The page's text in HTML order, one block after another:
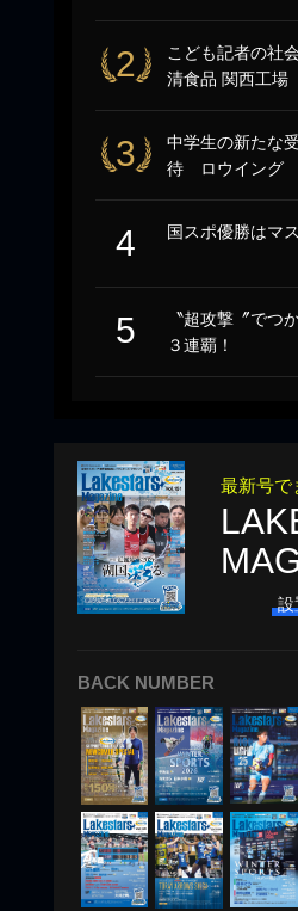
2
こども記者の社
清食品 関西工場
3
中学生の新たな
待 ロウイング
4 国スポ優勝はマ
5
〝超攻撃〞でつ
３連覇！
最新号で
BACK NUMBER